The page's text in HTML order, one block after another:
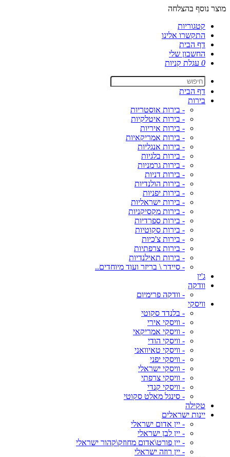
מוצר נוסף בהצלחה
קטגוריות
התקשרו אלינו
דף הבית
החשבון שלי
0 עגלת קניות
דף הבית
בירות
- בירות אוסטריות
- בירות איטלקיות
- בירות איריות
- בירות אמריקאיות
- בירות אנגליות
- בירות בלגיות
- בירות גרמניות
- בירות דניות
- בירות הולנדיות
- בירות יפניות
- בירות ישראליות
- בירות מקסיקניות
- בירות ספרדיות
- בירות סקוטיות
- בירות צ'כיות
- בירות צרפתיות
- בירות תאילנדיות
- סיידר \ בריזר ועוד מיוחדים..
ג'ין
וודקה
- וודקה פרימיום
וויסקי
- בלנדד סקוטי
- וויסקי אירי
- וויסקי אמריקאי
- וויסקי הודי
- וויסקי טאיוואני
- וויסקי יפני
- וויסקי ישראלי
- וויסקי צרפתי
- וויסקי קנדי
- סינגל מאלט סקוטי
טקילה
יינות ישראלים
- יין אדום ישראלי
- יין לבן ישראלי
- יין פורט\אדום מחוזק\קהור ישראלי
- יין רוזה ישראלי